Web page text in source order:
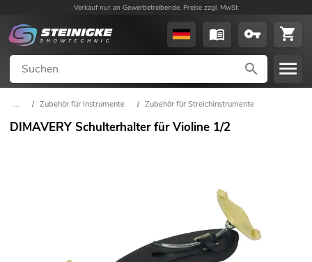
Verkauf nur an Gewerbetreibende. Preise zzgl. MwSt.
... / Zubehör für Instrumente / Zubehör für Streichinstrumente
DIMAVERY Schulterhalter für Violine 1/2